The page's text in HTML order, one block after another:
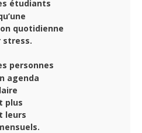
étudiants
quotidienne
stress.
personnes
agenda
plus
leurs